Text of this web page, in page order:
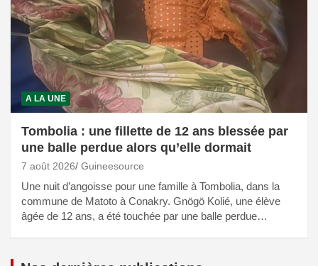
A LA UNE
Tombolia : une fillette de 12 ans blessée par
une balle perdue alors qu’elle dormait
7 août 2026 Guineesource
Une nuit d’angoisse pour une famille à Tombolia, dans la
commune de Matoto à Conakry. Gnögö Kolié, une élève
âgée de 12 ans, a été touchée par une balle perdue…